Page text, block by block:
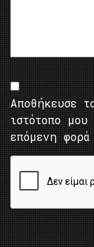
Αποθήκευσε
ιστότοπο
επόμενη